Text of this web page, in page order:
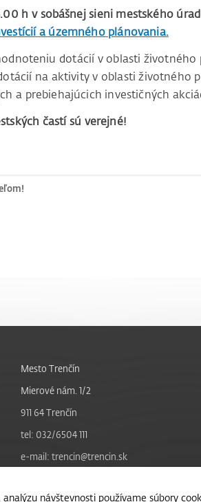
h v sobášnej sieni mestského
a územného plánovania.
dotácií v oblasti životného
na aktivity v oblasti životného
a prebiehajúcich investičných
častí sú verejné!
návštevnosti používame súbory
Mesto Trenčín
Mierové nám. 1/2
911 64 Trenčín
tel: 032/6504 111
e-mail: trencin@trencin.sk